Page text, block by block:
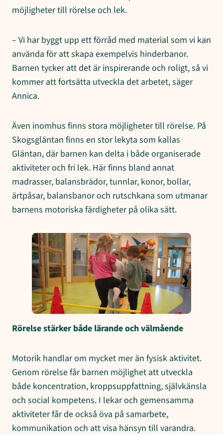
möjligheter till rörelse och lek.
– Vi har byggt upp ett förråd med material som vi kan
använda för att skapa exempelvis hinderbanor.
Barnen tycker att det är inspirerande och roligt, så vi
kommer att fortsätta utveckla det arbetet, säger
Annica.
Även inomhus finns stora möjligheter till rörelse. På
Skogsgläntan finns en stor lekyta som kallas
Gläntan, där barnen kan delta i både organiserade
aktiviteter och fri lek. Här finns bland annat
madrasser, balansbrädor, tunnlar, konor, bollar,
ärtpåsar, balansbanor och rutschkana som utmanar
barnens motoriska färdigheter på olika sätt.
Rörelse stärker både lärande och välmående
Motorik handlar om mycket mer än fysisk aktivitet.
Genom rörelse får barnen möjlighet att utveckla
både koncentration, kroppsuppfattning, självkänsla
och social kompetens. I lekar och gemensamma
aktiviteter får de också öva på samarbete,
kommunikation och att visa hänsyn till varandra.